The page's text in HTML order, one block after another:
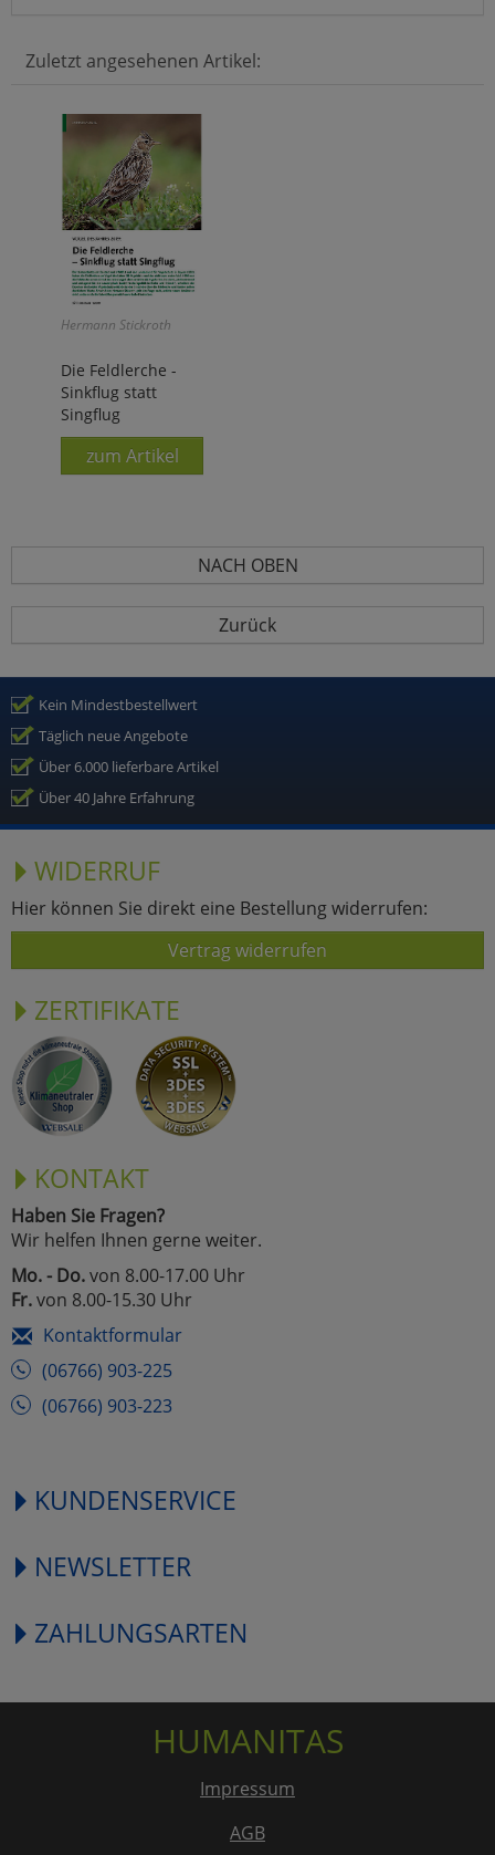
Zuletzt angesehenen Artikel:
Hermann Stickroth
Die Feldlerche -
Sinkflug statt
Singflug
zum Artikel
NACH OBEN
Zurück
Kein Mindestbestellwert
Täglich neue Angebote
Über 6.000 lieferbare Artikel
Über 40 Jahre Erfahrung
WIDERRUF
Hier können Sie direkt eine Bestellung widerrufen:
Vertrag widerrufen
ZERTIFIKATE
KONTAKT
Haben Sie Fragen?
Wir helfen Ihnen gerne weiter.
Mo. - Do.von 8.00-17.00 Uhr
Fr.von 8.00-15.30 Uhr
Kontaktformular
(06766) 903-225
(06766) 903-223
KUNDENSERVICE
NEWSLETTER
ZAHLUNGSARTEN
HUMANITAS
Impressum
AGB